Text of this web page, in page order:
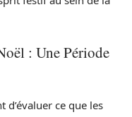
: Une Période
ce que les